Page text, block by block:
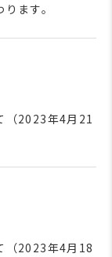
ます。
（2023年4月21
（2023年4月18